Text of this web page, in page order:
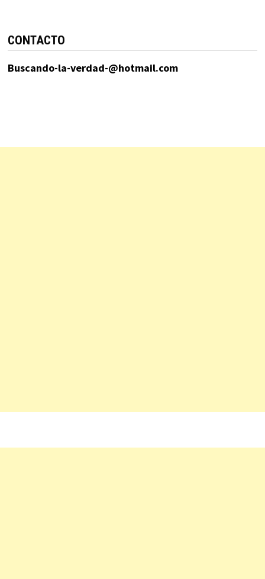
CONTACTO
Buscando-la-verdad-@hotmail.com